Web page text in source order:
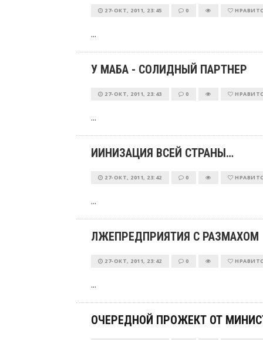
27-ОКТ, 2011, 23:45 0
...
У МАБА - СОЛИДНЫЙ ПАРТНЕР
27-ОКТ, 2011, 23:43 0
...
ИИНИЗАЦИЯ ВСЕЙ СТРАНЫ…
27-ОКТ, 2011, 23:42 0
...
ЛЖЕПРЕДПРИЯТИЯ С РАЗМАХОМ
27-ОКТ, 2011, 23:42 0
...
ОЧЕРЕДНОЙ ПРОЖЕКТ ОТ